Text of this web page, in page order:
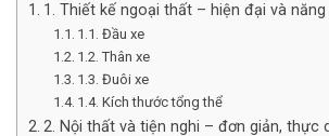
1. Thiết kế ngoại thất – hiện đại và năng
1.1. Đầu xe
1.2. Thân xe
1.3. Đuôi xe
1.4. Kích thước tổng thể
2. Nội thất và tiện nghi – đơn giản, thực